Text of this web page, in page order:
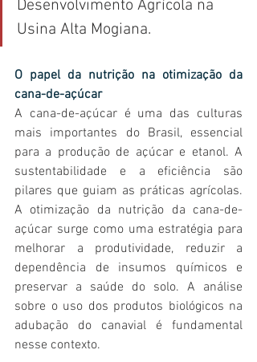
Desenvolvimento Agrícola na
Usina Alta Mogiana.
O papel da nutrição na otimização da
cana-de-açúcar
A cana-de-açúcar é uma das culturas
mais importantes do Brasil, essencial
para a produção de açúcar e etanol. A
sustentabilidade e a eficiência são
pilares que guiam as práticas agrícolas.
A otimização da nutrição da cana-de-
açúcar surge como uma estratégia para
melhorar a produtividade, reduzir a
dependência de insumos químicos e
preservar a saúde do solo. A análise
sobre o uso dos produtos biológicos na
adubação do canavial é fundamental
nesse contexto.